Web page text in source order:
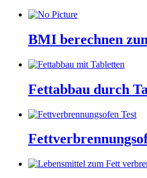
BMI berechnen
Fettabbau durch